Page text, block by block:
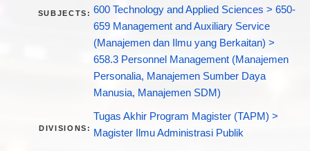
SUBJECTS: 600 Technology and Applied Sciences > 650-
659 Management and Auxiliary Service
(Manajemen dan Ilmu yang Berkaitan) >
658.3 Personnel Management (Manajemen
Personalia, Manajemen Sumber Daya
Manusia, Manajemen SDM)
DIVISIONS:
Tugas Akhir Program Magister (TAPM) >
Magister Ilmu Administrasi Publik